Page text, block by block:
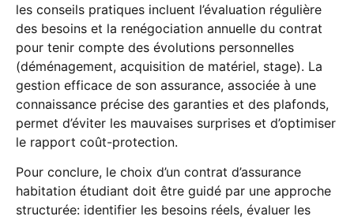
les conseils pratiques incluent l’évaluation régulière
des besoins et la renégociation annuelle du contrat
pour tenir compte des évolutions personnelles
(déménagement, acquisition de matériel, stage). La
gestion efficace de son assurance, associée à une
connaissance précise des garanties et des plafonds,
permet d’éviter les mauvaises surprises et d’optimiser
le rapport coût-protection.
Pour conclure, le choix d’un contrat d’assurance
habitation étudiant doit être guidé par une approche
structurée: identifier les besoins réels, évaluer les